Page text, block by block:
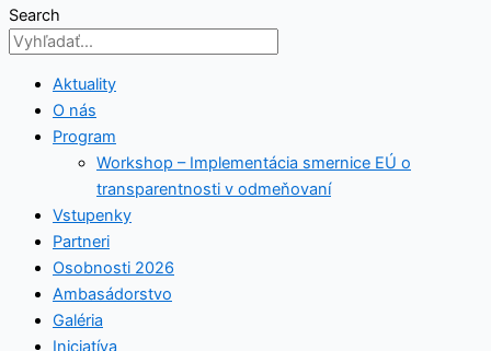
Search
Aktuality
O nás
Program
Workshop – Implementácia smernice EÚ o
transparentnosti v odmeňovaní
Vstupenky
Partneri
Osobnosti 2026
Ambasádorstvo
Galéria
Iniciatíva